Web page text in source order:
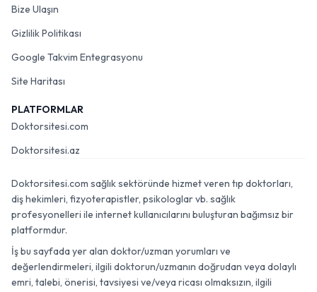
Bize Ulaşın
Gizlilik Politikası
Google Takvim Entegrasyonu
Site Haritası
PLATFORMLAR
Doktorsitesi.com
Doktorsitesi.az
Doktorsitesi.com sağlık sektöründe hizmet veren tıp doktorları,
diş hekimleri, fizyoterapistler, psikologlar vb. sağlık
profesyonelleri ile internet kullanıcılarını buluşturan bağımsız bir
platformdur.
İş bu sayfada yer alan doktor/uzman yorumları ve
değerlendirmeleri, ilgili doktorun/uzmanın doğrudan veya dolaylı
emri, talebi, önerisi, tavsiyesi ve/veya ricası olmaksızın, ilgili